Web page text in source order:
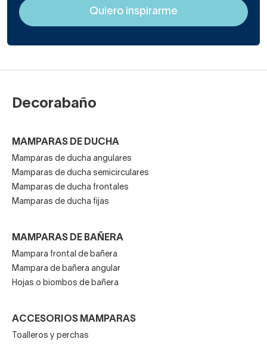
Decorabaño
MAMPARAS DE DUCHA
Mamparas de ducha angulares
Mamparas de ducha semicirculares
Mamparas de ducha frontales
Mamparas de ducha fijas
MAMPARAS DE BAÑERA
Mampara frontal de bañera
Mampara de bañera angular
Hojas o biombos de bañera
ACCESORIOS MAMPARAS
Toalleros y perchas